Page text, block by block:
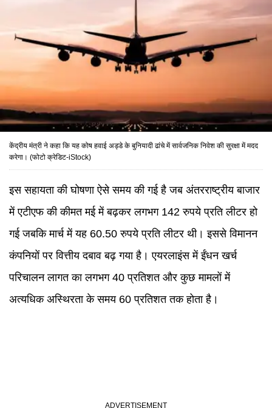
केंद्रीय मंत्री ने कहा कि यह कोष हवाई अड्डे के बुनियादी ढांचे में सार्वजनिक निवेश की सुरक्षा में मदद
करेगा। (फोटो क्रेडिट-iStock)
इस सहायता की घोषणा ऐसे समय की गई है जब अंतरराष्ट्रीय बाजार
में एटीएफ की कीमत मई में बढ़कर लगभग 142 रुपये प्रति लीटर हो
गई जबकि मार्च में यह 60.50 रुपये प्रति लीटर थी। इससे विमानन
कंपनियों पर वित्तीय दबाव बढ़ गया है। एयरलाइंस में ईंधन खर्च
परिचालन लागत का लगभग 40 प्रतिशत और कुछ मामलों में
अत्यधिक अस्थिरता के समय 60 प्रतिशत तक होता है।